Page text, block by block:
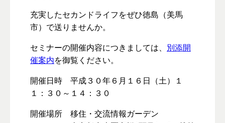
充実したセカンドライフをぜひ徳島（美馬
市）で送りませんか。
セミナーの開催内容につきましては、
別添開
催案内を御覧ください。
開催日時 平成３０年６月１６日（土）１
１：３０～１４：３０
開催場所 移住・交流情報ガーデン